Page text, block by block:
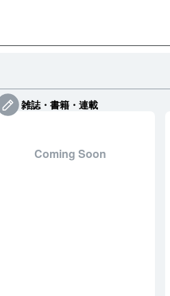
雑誌・書籍・連載
Coming Soon